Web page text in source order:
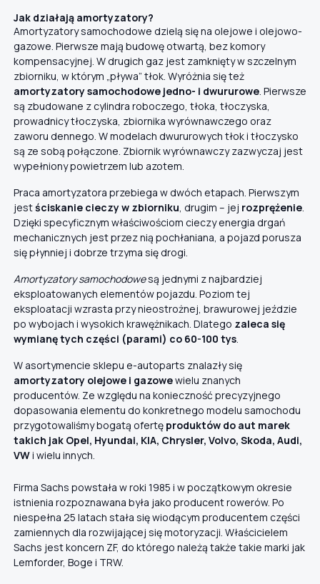
Jak działają amortyzatory?
Amortyzatory samochodowe dzielą się na olejowe i olejowo-
gazowe. Pierwsze mają budowę otwartą, bez komory
kompensacyjnej. W drugich gaz jest zamknięty w szczelnym
zbiorniku, w którym „pływa” tłok. Wyróżnia się też
amortyzatory samochodowe jedno- i dwururowe . Pierwsze
są zbudowane z cylindra roboczego, tłoka, tłoczyska,
prowadnicy tłoczyska, zbiornika wyrównawczego oraz
zaworu dennego. W modelach dwururowych tłok i tłoczysko
są ze sobą połączone. Zbiornik wyrównawczy zazwyczaj jest
wypełniony powietrzem lub azotem.
Praca amortyzatora przebiega w dwóch etapach. Pierwszym
jestściskanie cieczy w zbiorniku , drugim – jej rozprężenie
Dzięki specyficznym właściwościom cieczy energia drgań
mechanicznych jest przez nią pochłaniana, a pojazd porusza
się płynniej i dobrze trzyma się drogi.
Amortyzatory samochodowesą jednymi z najbardziej
eksploatowanych elementów pojazdu. Poziom tej
eksploatacji wzrasta przy nieostrożnej, brawurowej jeździe
po wybojach i wysokich krawężnikach. Dlatego zaleca się
wymianę tych części (parami) co 60-100 tys
W asortymencie sklepu e-autoparts znalazły się
amortyzatory olejowe i gazowewielu znanych
producentów. Ze względu na konieczność precyzyjnego
dopasowania elementu do konkretnego modelu samochodu
przygotowaliśmy bogatą ofertę produktów do aut marek
takich jak Opel, Hyundai, KIA, Chrysler, Volvo, Skoda, Audi,
VWi wielu innych.
Firma Sachs powstała w roki 1985 i w początkowym okresie
istnienia rozpoznawana była jako producent rowerów. Po
niespełna 25 latach stała się wiodącym producentem części
zamiennych dla rozwijającej się motoryzacji. Właścicielem
Sachs jest koncern ZF, do którego należą także takie marki jak
Lemforder, Boge i TRW.